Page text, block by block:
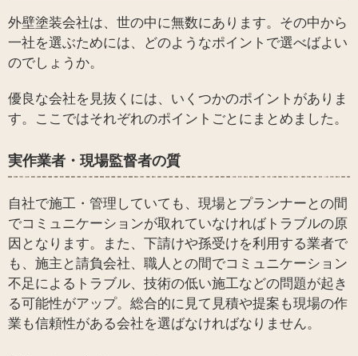
外壁塗装会社は、世の中に無数にあります。その中から
一社を選ぶためには、どのようなポイントで選べばよい
のでしょうか。
優良な会社を見抜くには、いくつかのポイントがありま
す。ここではそれぞれのポイントごとにまとめました。
実作業者・現場監督者の質
自社で施工・管理していても、現場とプランナーとの間
でコミュニケーションが取れていなければトラブルの原
因となります。また、下請けや孫受けを利用する業者で
も、施主と請負会社、職人との間でコミュニケーション
不足によるトラブル、技術の低い施工などの問題が起き
る可能性がアップ。総合的に見て見積や提案も現場の作
業も信頼性がある会社を選ばなければなりません。